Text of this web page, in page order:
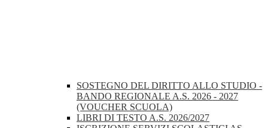
SOSTEGNO DEL DIRITTO ALLO STUDIO -
BANDO REGIONALE A.S. 2026 - 2027
(VOUCHER SCUOLA)
LIBRI DI TESTO A.S. 2026/2027